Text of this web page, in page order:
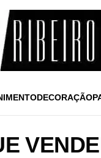
DECORAÇÃO